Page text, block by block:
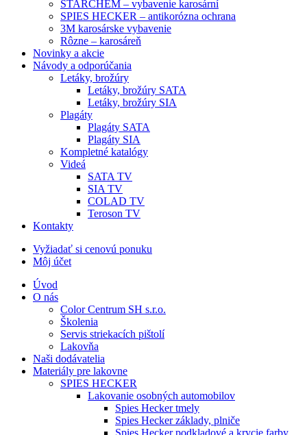
STARCHEM – vybavenie karosární
SPIES HECKER – antikorózna ochrana
3M karosárske vybavenie
Rôzne – karosáreň
Novinky a akcie
Návody a odporúčania
Letáky, brožúry
Letáky, brožúry SATA
Letáky, brožúry SIA
Plagáty
Plagáty SATA
Plagáty SIA
Kompletné katalógy
Videá
SATA TV
SIA TV
COLAD TV
Teroson TV
Kontakty
Vyžiadať si cenovú ponuku
Môj účet
Úvod
O nás
Color Centrum SH s.r.o.
Školenia
Servis striekacích pištolí
Lakovňa
Naši dodávatelia
Materiály pre lakovne
SPIES HECKER
Lakovanie osobných automobilov
Spies Hecker tmely
Spies Hecker základy, plniče
Spies Hecker podkladové a krycie farby